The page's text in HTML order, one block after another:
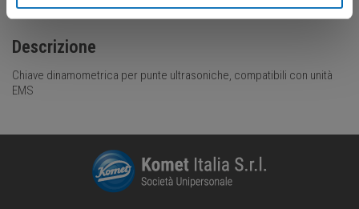
Descrizione
Chiave dinamometrica per punte ultrasoniche, compatibili con unità
EMS